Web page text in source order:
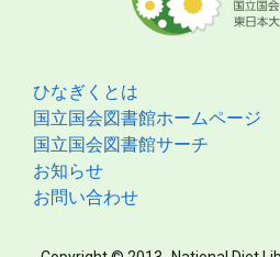
ひなぎくとは
国立国会図書館ホームページ
国立国会図書館サーチ
お知らせ
お問い合わせ